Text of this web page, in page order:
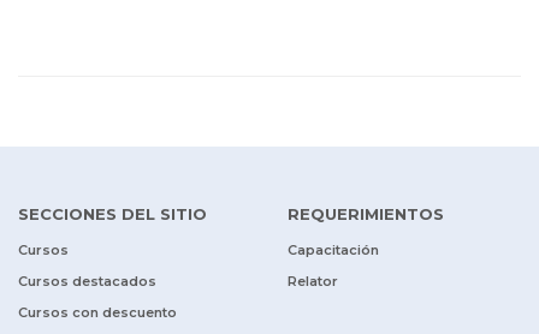
SECCIONES DEL SITIO
Cursos
Cursos destacados
Cursos con descuento
REQUERIMIENTOS
Capacitación
Relator